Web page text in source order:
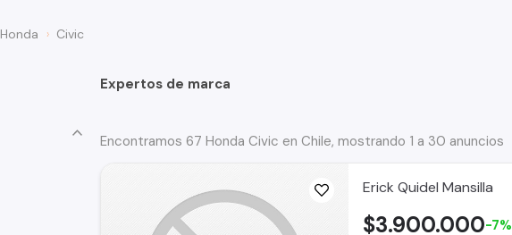
Honda Civic
Expertos de marca
Encontramos 67 Honda Civic en Chile, mostrando 1 a 30 anuncios
Erick Quidel Mansilla
$3.900.000-7%